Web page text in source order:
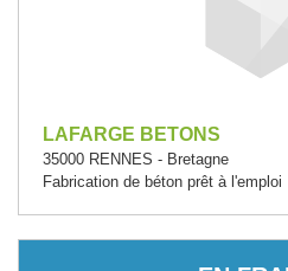
LAFARGE BETONS
35000 RENNES - Bretagne
Fabrication de béton prêt à l'emploi